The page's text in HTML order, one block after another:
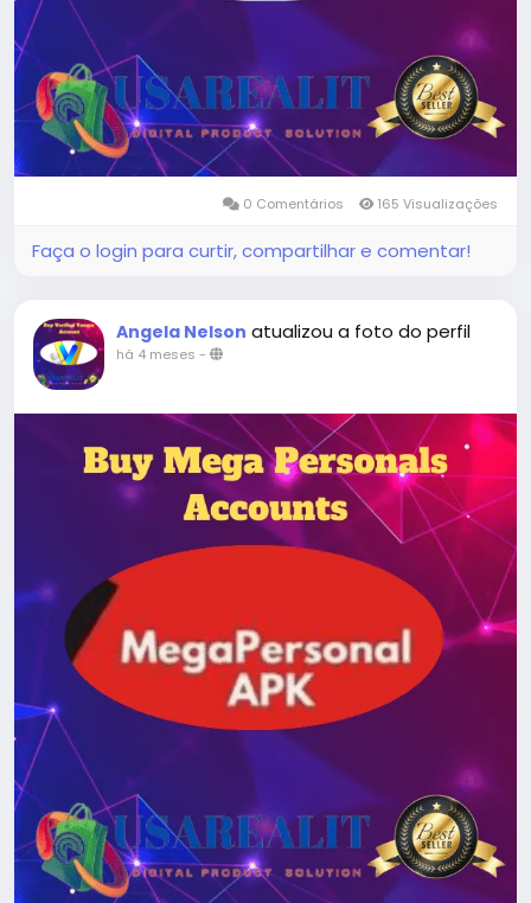
0 Comentários 165 Visualizações
Faça o login para curtir, compartilhar e comentar!
Angela Nelson atualizou a foto do perfil
há 4 meses -